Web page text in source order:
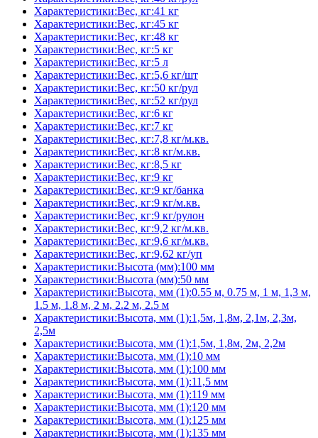
Характеристики:Вес, кг:41 кг
Характеристики:Вес, кг:45 кг
Характеристики:Вес, кг:48 кг
Характеристики:Вес, кг:5 кг
Характеристики:Вес, кг:5 л
Характеристики:Вес, кг:5,6 кг/шт
Характеристики:Вес, кг:50 кг/рул
Характеристики:Вес, кг:52 кг/рул
Характеристики:Вес, кг:6 кг
Характеристики:Вес, кг:7 кг
Характеристики:Вес, кг:7,8 кг/м.кв.
Характеристики:Вес, кг:8 кг/м.кв.
Характеристики:Вес, кг:8,5 кг
Характеристики:Вес, кг:9 кг
Характеристики:Вес, кг:9 кг/банка
Характеристики:Вес, кг:9 кг/м.кв.
Характеристики:Вес, кг:9 кг/рулон
Характеристики:Вес, кг:9,2 кг/м.кв.
Характеристики:Вес, кг:9,6 кг/м.кв.
Характеристики:Вес, кг:9,62 кг/уп
Характеристики:Высота (мм):100 мм
Характеристики:Высота (мм):50 мм
Характеристики:Высота, мм (1):0.55 м, 0.75 м, 1 м, 1,3 м,
1.5 м, 1.8 м, 2 м, 2.2 м, 2.5 м
Характеристики:Высота, мм (1):1,5м, 1,8м, 2,1м, 2,3м,
2,5м
Характеристики:Высота, мм (1):1,5м, 1,8м, 2м, 2,2м
Характеристики:Высота, мм (1):10 мм
Характеристики:Высота, мм (1):100 мм
Характеристики:Высота, мм (1):11,5 мм
Характеристики:Высота, мм (1):119 мм
Характеристики:Высота, мм (1):120 мм
Характеристики:Высота, мм (1):125 мм
Характеристики:Высота, мм (1):135 мм